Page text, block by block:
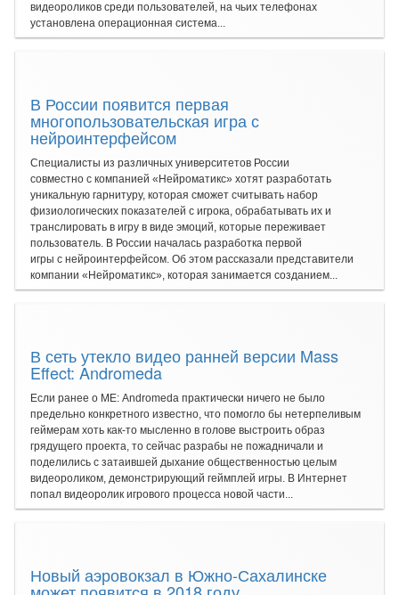
видеороликов среди пользователей, на чьих телефонах
установлена операционная система...
В России появится первая
многопользовательская игра с
нейроинтерфейсом
Специалисты из различных университетов России
совместно с компанией «Нейроматикс» хотят разработать
уникальную гарнитуру, которая сможет считывать набор
физиологических показателей с игрока, обрабатывать их и
транслировать в игру в виде эмоций, которые переживает
пользователь. В России началась разработка первой
игры с нейроинтерфейсом. Об этом рассказали представители
компании «Нейроматикс», которая занимается созданием...
В сеть утекло видео ранней версии Mass
Effect: Andromeda
Если ранее о ME: Andromeda практически ничего не было
предельно конкретного известно, что помогло бы нетерпеливым
геймерам хоть как-то мысленно в голове выстроить образ
грядущего проекта, то сейчас разрабы не пожадничали и
поделились с затаившей дыхание общественностью целым
видеороликом, демонстрирующий геймплей игры. В Интернет
попал видеоролик игрового процесса новой части...
Новый аэровокзал в Южно-Сахалинске